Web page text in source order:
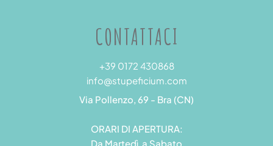
CONTATTACI
+39 0172 430868
info@stupeficium.com
Via Pollenzo, 69 - Bra (CN)
ORARI DI APERTURA:
Da Martedì a Sabato